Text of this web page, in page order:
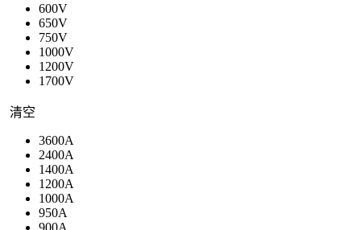
600V
650V
750V
1000V
1200V
1700V
清空
3600A
2400A
1400A
1200A
1000A
950A
900A